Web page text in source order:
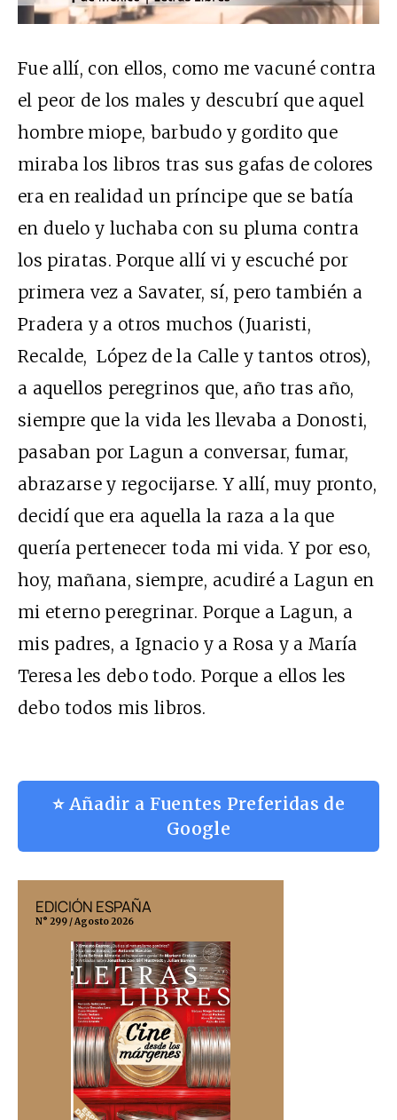
Fue allí, con ellos, como me vacuné contra
el peor de los males y descubrí que aquel
hombre miope, barbudo y gordito que
miraba los libros tras sus gafas de colores
era en realidad un príncipe que se batía
en duelo y luchaba con su pluma contra
los piratas. Porque allí vi y escuché por
primera vez a Savater, sí, pero también a
Pradera y a otros muchos (Juaristi,
Recalde, López de la Calle y tantos otros),
a aquellos peregrinos que, año tras año,
siempre que la vida les llevaba a Donosti,
pasaban por Lagun a conversar, fumar,
abrazarse y regocijarse. Y allí, muy pronto,
decidí que era aquella la raza a la que
quería pertenecer toda mi vida. Y por eso,
hoy, mañana, siempre, acudiré a Lagun en
mi eterno peregrinar. Porque a Lagun, a
mis padres, a Ignacio y a Rosa y a María
Teresa les debo todo. Porque a ellos les
debo todos mis libros.
⭐ Añadir a Fuentes Preferidas de
Google
EDICIÓN ESPAÑA
N° 299 / Agosto 2026